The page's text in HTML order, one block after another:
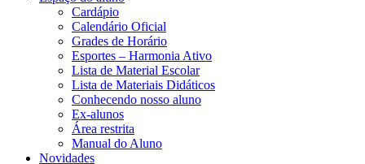
Cardápio
Calendário Oficial
Grades de Horário
Esportes – Harmonia Ativo
Lista de Material Escolar
Lista de Materiais Didáticos
Conhecendo nosso aluno
Ex-alunos
Área restrita
Manual do Aluno
Novidades